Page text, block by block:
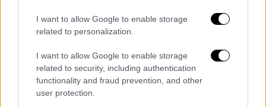
I want to allow Google to enable storage
related to personalization.
I want to allow Google to enable storage
related to security, including authentication
functionality and fraud prevention, and other
user protection.
δυνατότητές τηςως ηθοποιού. Γι’ αυτό και
επέλεξε αμέσως μετά την ολοκλήρωση της
πρώτης σεζόν να συμμετάσχει σε μια σειρά
διαφορετικών ταινιών, όπως το «Death of a
Unicorn» της A24, το «Hurry Up Tomorrow» με
τον The Weeknd, το «Klara and the Sun» του